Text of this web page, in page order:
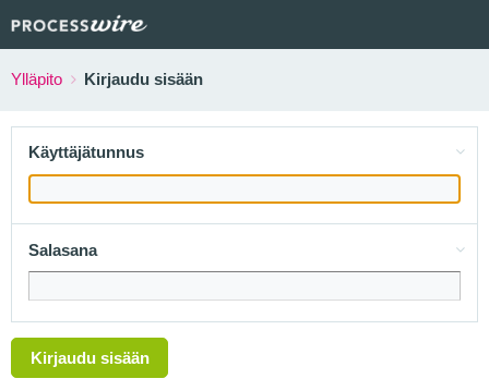
Ylläpito Kirjaudu sisään
Käyttäjätunnus
Salasana
Kirjaudu sisään